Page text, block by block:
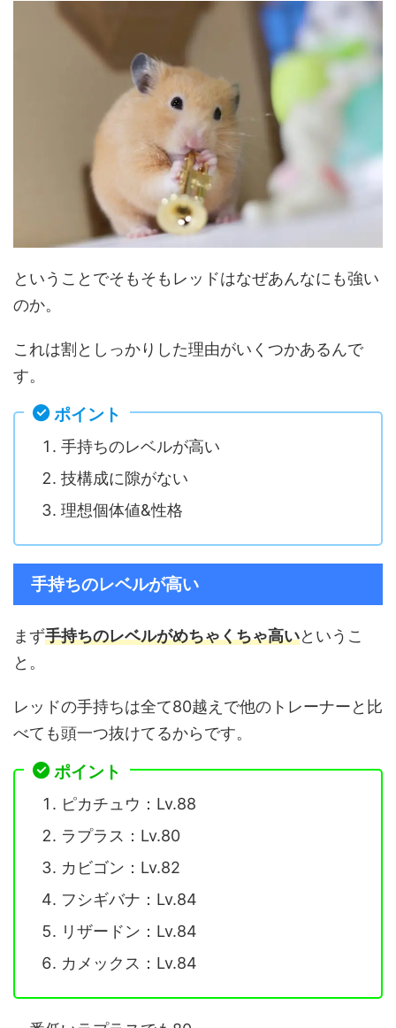
ということでそもそもレッドはなぜあんなにも強い
のか。
これは割としっかりした理由がいくつかあるんで
す。
ポイント
手持ちのレベルが高い
技構成に隙がない
理想個体値&性格
手持ちのレベルが高い
まず手持ちのレベルがめちゃくちゃ高いというこ
と。
レッドの手持ちは全て80越えで他のトレーナーと比
べても頭一つ抜けてるからです。
ポイント
ピカチュウ：Lv.88
ラプラス：Lv.80
カビゴン：Lv.82
フシギバナ：Lv.84
リザードン：Lv.84
カメックス：Lv.84